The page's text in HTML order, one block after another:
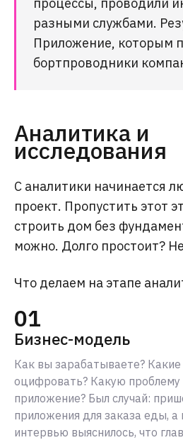
разными службами.
Приложение, которым
бортпроводники
Аналитика и
исследования
С аналитики начинается
проект. Пропустить этот
строить дом без
можно. Долго простоит?
Что делаем на этапе
01
Бизнес-модель
Как вы зарабатываете?
оцифровать? Какую
приложение? Был случай:
приложения для заказа еды, а
интервью выяснилось, что